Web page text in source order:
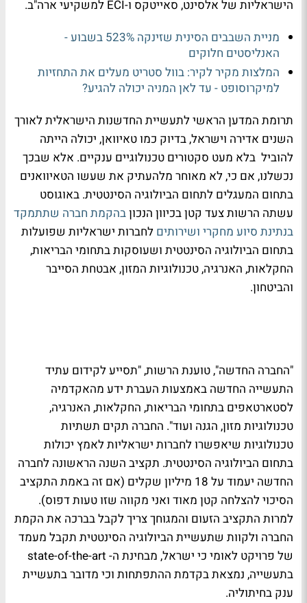
הישראליות של אלסינט, סאייטקס ו-ECI למשקיעי ארה"ב.
מניית השבבים הסינית שזינקה 523% בשבוע -
האנליסטים חלוקים
המלצות מקיר לקיר: בוול סטריט מעלים את התחזיות
למיקרוסופט - עד לאן המניה יכולה להגיע?
תרומת המדען הראשי לתעשיית החדשנות הישראלית לאורך
השנים אדירה וישראל, בדיוק כמו טאיוואן, יכולה הייתה
להוביל בלא מעט סקטורים טכנולוגיים ענקיים. אלא שבכך
נכשלנו, אם כי, לא מאוחר מלהעתיק את שעשו הטאיוואנים
בתחום המעגלים לתחום הביולוגיה הסינטטית. באוגוסט
עשתה הרשות צעד קטן בכיוון הנכוןבהקמת חברה שתתמקד
בנתינת סיוע מחקרי ושירותים לחברות ישראליות שפועלות
בתחום הביולוגיה הסינטטית ושעוסקות בתחומי הבריאות,
החקלאות, האנרגיה, טכנולוגיות המזון, אבטחת הסייבר
והביטחון.
"החברה החדשה", טוענת הרשות, "תסייע לקידום עתיד
התעשייה החדשה באמצעות העברת ידע מהאקדמיה
לסטארטאפים בתחומי הבריאות, החקלאות, האנרגיה,
טכנולוגיות מזון, הגנה ועוד". החברה תקים תשתיות
טכנולוגיות שיאפשרו לחברות ישראליות לאמץ יכולות
בתחום הביולוגיה הסינטטית. תקציב השנה הראשונה לחברה
החדשה יעמוד על 18 מיליון שקלים (אם זה באמת התקציב
הסיכוי להצלחה קטן מאוד ואני מקווה שזו טעות דפוס).
למרות התקציב הזעום והמגוחך צריך לקבל בברכה את הקמת
החברה ולקוות שתעשיית הביולוגיה הסינטטית תקבל מעמד
של פרויקט לאומי כי ישראל, מבחינת ה- state-of-the-art
בתעשייה, נמצאת בקדמת ההתפתחות וכי מדובר בתעשיית
ענק בחיתוליה.